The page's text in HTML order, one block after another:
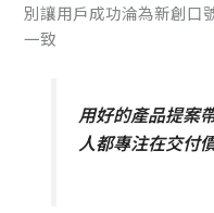
別讓用戶成功淪為新創口
一致
用好的產品提案
人都專注在交付